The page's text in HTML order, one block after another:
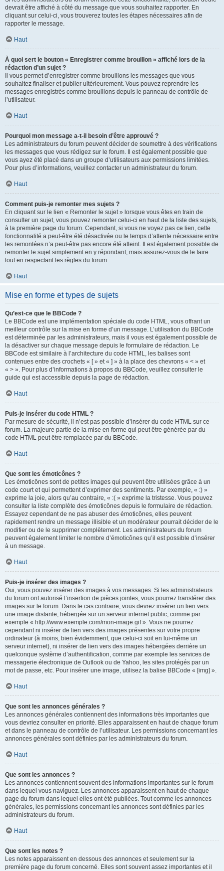
devrait être affiché à côté du message que vous souhaitez rapporter. En
cliquant sur celui-ci, vous trouverez toutes les étapes nécessaires afin de
rapporter le message.
Haut
À quoi sert le bouton « Enregistrer comme brouillon » affiché lors de la
rédaction d’un sujet ?
Il vous permet d’enregistrer comme brouillons les messages que vous
souhaitez finaliser et publier ultérieurement. Vous pouvez reprendre les
messages enregistrés comme brouillons depuis le panneau de contrôle de
l’utilisateur.
Haut
Pourquoi mon message a-t-il besoin d’être approuvé ?
Les administrateurs du forum peuvent décider de soumettre à des vérifications
les messages que vous rédigez sur le forum. Il est également possible que
vous ayez été placé dans un groupe d’utilisateurs aux permissions limitées.
Pour plus d’informations, veuillez contacter un administrateur du forum.
Haut
Comment puis-je remonter mes sujets ?
En cliquant sur le lien « Remonter le sujet » lorsque vous êtes en train de
consulter un sujet, vous pouvez remonter celui-ci en haut de la liste des sujets,
à la première page du forum. Cependant, si vous ne voyez pas ce lien, cette
fonctionnalité a peut-être été désactivée ou le temps d’attente nécessaire entre
les remontées n’a peut-être pas encore été atteint. Il est également possible de
remonter le sujet simplement en y répondant, mais assurez-vous de le faire
tout en respectant les règles du forum.
Haut
Mise en forme et types de sujets
Qu’est-ce que le BBCode ?
Le BBCode est une implémentation spéciale du code HTML, vous offrant un
meilleur contrôle sur la mise en forme d’un message. L’utilisation du BBCode
est déterminée par les administrateurs, mais il vous est également possible de
la désactiver sur chaque message depuis le formulaire de rédaction. Le
BBCode est similaire à l’architecture du code HTML, les balises sont
contenues entre des crochets « [ » et « ] » à la place des chevrons « < » et
« > ». Pour plus d’informations à propos du BBCode, veuillez consulter le
guide qui est accessible depuis la page de rédaction.
Haut
Puis-je insérer du code HTML ?
Par mesure de sécurité, il n’est pas possible d’insérer du code HTML sur ce
forum. La majeure partie de la mise en forme qui peut être générée par du
code HTML peut être remplacée par du BBCode.
Haut
Que sont les émoticônes ?
Les émoticônes sont de petites images qui peuvent être utilisées grâce à un
code court et qui permettent d’exprimer des sentiments. Par exemple, « :) »
exprime la joie, alors qu’au contraire, « :( » exprime la tristesse. Vous pouvez
consulter la liste complète des émoticônes depuis le formulaire de rédaction.
Essayez cependant de ne pas abuser des émoticônes, elles peuvent
rapidement rendre un message illisible et un modérateur pourrait décider de le
modifier ou de le supprimer complètement. Les administrateurs du forum
peuvent également limiter le nombre d’émoticônes qu’il est possible d’insérer
à un message.
Haut
Puis-je insérer des images ?
Oui, vous pouvez insérer des images à vos messages. Si les administrateurs
du forum ont autorisé l’insertion de pièces jointes, vous pourrez transférer des
images sur le forum. Dans le cas contraire, vous devrez insérer un lien vers
une image distante, hébergée sur un serveur internet public, comme par
exemple « http://www.exemple.com/mon-image.gif ». Vous ne pourrez
cependant ni insérer de lien vers des images présentes sur votre propre
ordinateur (à moins, bien évidemment, que celui-ci soit en lui-même un
serveur internet), ni insérer de lien vers des images hébergées derrière un
quelconque système d’authentification, comme par exemple les services de
messagerie électronique de Outlook ou de Yahoo, les sites protégés par un
mot de passe, etc. Pour insérer une image, utilisez la balise BBCode « [img] ».
Haut
Que sont les annonces générales ?
Les annonces générales contiennent des informations très importantes que
vous devriez consulter en priorité. Elles apparaissent en haut de chaque forum
et dans le panneau de contrôle de l’utilisateur. Les permissions concernant les
annonces générales sont définies par les administrateurs du forum.
Haut
Que sont les annonces ?
Les annonces contiennent souvent des informations importantes sur le forum
dans lequel vous naviguez. Les annonces apparaissent en haut de chaque
page du forum dans lequel elles ont été publiées. Tout comme les annonces
générales, les permissions concernant les annonces sont définies par les
administrateurs du forum.
Haut
Que sont les notes ?
Les notes apparaissent en dessous des annonces et seulement sur la
première page du forum concerné. Elles sont souvent assez importantes et il